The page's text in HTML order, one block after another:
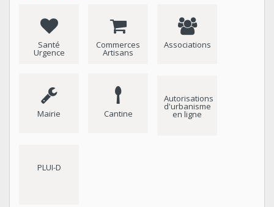
Santé
Urgence
Commerces
Artisans
Associations
Mairie Cantine
Autorisations
d'urbanisme
en ligne
PLUI-D